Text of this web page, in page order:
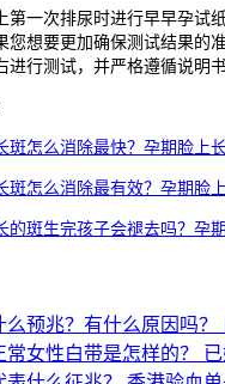
一次排尿时进行早早孕试
您想要更加确保测试结果的
进行测试，并严格遵循说明
怎么消除最快？孕期脸上长
怎么消除最有效？孕期脸上
斑生完孩子会褪去吗？孕期
预兆？有什么原因吗？
女性白带是怎样的？